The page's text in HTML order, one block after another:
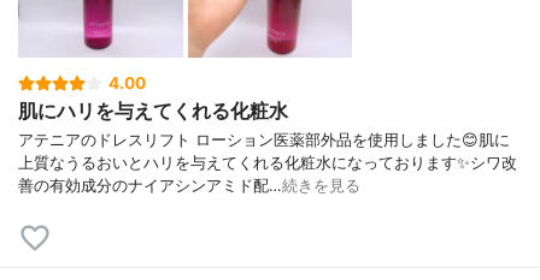
4.00
肌にハリを与えてくれる化粧水
アテニアのドレスリフト ローション医薬部外品を使用しました😊肌に
上質なうるおいとハリを与えてくれる化粧水になっております✨シワ改
善の有効成分のナイアシンアミド配…続きを見る